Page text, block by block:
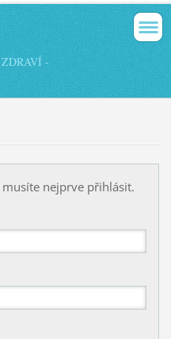
-
nejprve přihlásit.